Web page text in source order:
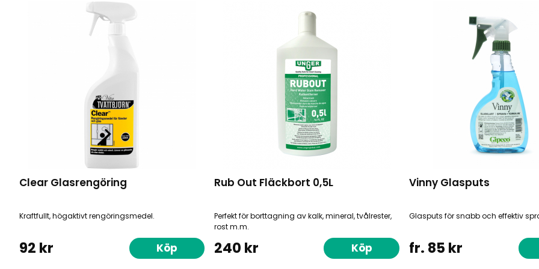
Clear Glasrengöring
Kraftfullt, högaktivt rengöringsmedel.
92 kr Köp
Rub Out Fläckbort 0,5L
Perfekt för borttagning av kalk, mineral, tvålrester,
rost m.m.
240 kr Köp
Vinny Glasputs
Glasputs för snabb och effektiv
fr. 85 kr